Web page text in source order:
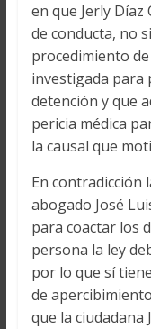
en que Jerly
de conducta, no
procedimiento
investigada para
detención y que
pericia médica
la causal que
En contradicción
abogado José
para coactar los
persona la ley
por lo que sí
de
que la ciudadana